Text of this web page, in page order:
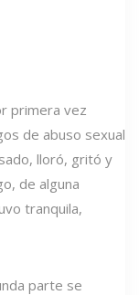
primera vez
de abuso sexual
lloró, gritó y
de alguna
tranquila,
parte se